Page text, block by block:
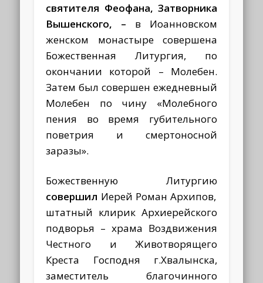
святителя Феофана, Затворника
Вышенского,
– в Иоанновском
женском монастыре совершена
Божественная Литургия, по
окончании которой – Молебен.
Затем был совершен ежедневный
Молебен по чину «Молебного
пения во время губительного
поветрия и смертоносной
заразы».
Божественную Литургию
совершил Иерей Роман Архипов,
штатный клирик Архиерейского
подворья – храма Воздвижения
Честного и Животворящего
Креста Господня г.Хвалынска,
заместитель благочинного